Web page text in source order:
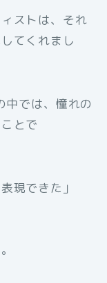
ストは、それ
てくれまし
では、憧れの
とで
現できた」